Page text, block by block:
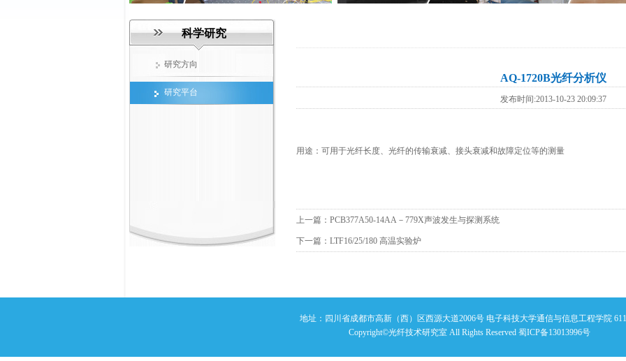
科学研究
研究方向
研究平台
AQ-1720B光纤分析仪
发布时间:2013-10-23 20:09:37
用途：可用于光纤长度、光纤的传输衰减、接头衰减和故障定位等的测量
上一篇： PCB377A50-14AA－779X声波发生与探测系统
下一篇： LTF16/25/180 高温实验炉
地址：四川省成都市高新（西）区西源大道2006号 电子科技大学通信与信息工程学院
Copyright©光纤技术研究室 All Rights Reserved 蜀ICP备13013996号